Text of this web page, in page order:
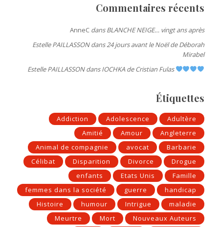
Commentaires récents
AnneC dansBLANCHE NEIGE… vingt ans après
Estelle PAILLASSONdans24 jours avant le Noël de Déborah
Mirabel
Estelle PAILLASSONdansIOCHKA de Cristian Fulas
Étiquettes
Addiction Adolescence
Adultère
Amitié
Amour
Angleterre
Animal de compagnie
avocat
Barbarie
Célibat
Disparition Divorce
Drogue
enfants
Etats Unis
Famille
femmes dans la société
guerre
handicap
Histoire
humour Intrigue
maladie
Meurtre
Mort Nouveaux Auteurs